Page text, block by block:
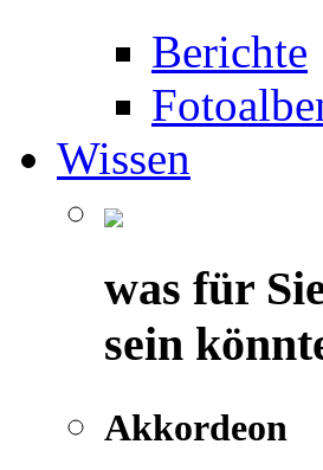
Berichte
Wissen
was für
sein
Akkordeon